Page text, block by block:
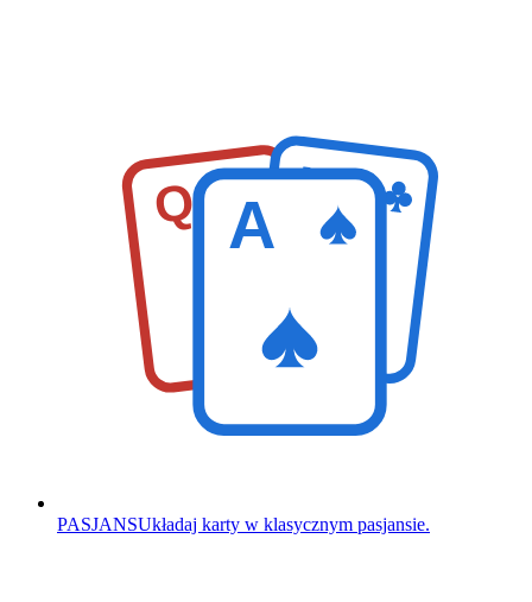
Q K
A
PASJANSUkładaj karty w klasycznym pasjansie.